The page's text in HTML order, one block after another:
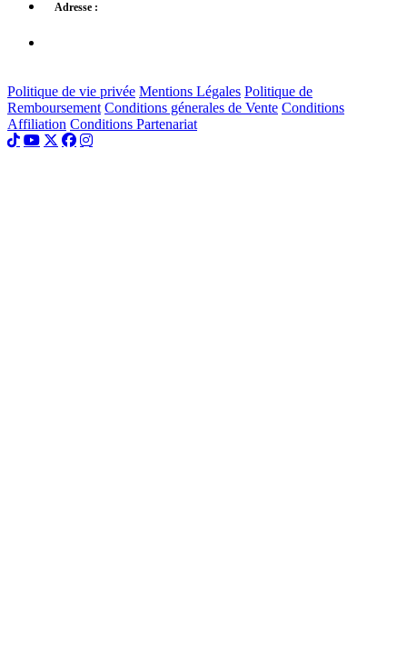
Adresse :
Politique de vie privée Mentions Légales Politique de
Remboursement Conditions génerales de Vente Conditions
Affiliation Conditions Partenariat